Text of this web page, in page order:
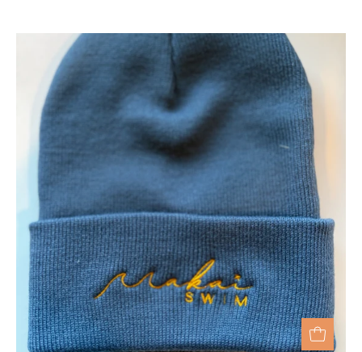
Makai
Swim
Beanie